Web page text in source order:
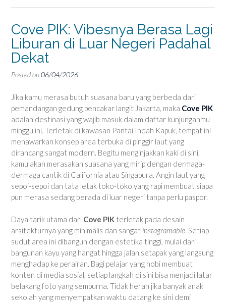
Cove PIK: Vibesnya Berasa Lagi
Liburan di Luar Negeri Padahal
Dekat
Posted on06/04/2026
Jika kamu merasa butuh suasana baru yang berbeda dari
pemandangan gedung pencakar langit Jakarta, maka Cove PIK
adalah destinasi yang wajib masuk dalam daftar kunjunganmu
minggu ini. Terletak di kawasan Pantai Indah Kapuk, tempat ini
menawarkan konsep area terbuka di pinggir laut yang
dirancang sangat modern. Begitu menginjakkan kaki di sini,
kamu akan merasakan suasana yang mirip dengan dermaga-
dermaga cantik di California atau Singapura. Angin laut yang
sepoi-sepoi dan tata letak toko-toko yang rapi membuat siapa
pun merasa sedang berada di luar negeri tanpa perlu paspor.
Daya tarik utama dari Cove PIK terletak pada desain
arsitekturnya yang minimalis dan sangat instagramable. Setiap
sudut area ini dibangun dengan estetika tinggi, mulai dari
bangunan kayu yang hangat hingga jalan setapak yang langsung
menghadap ke perairan. Bagi pelajar yang hobi membuat
konten di media sosial, setiap langkah di sini bisa menjadi latar
belakang foto yang sempurna. Tidak heran jika banyak anak
sekolah yang menyempatkan waktu datang ke sini demi